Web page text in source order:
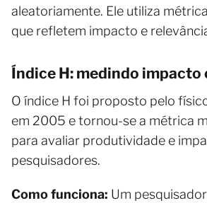
aleatoriamente. Ele utiliza
que refletem impacto e
Índice H: medindo
O índice H foi proposto pelo
em 2005 e tornou-se a métrica
para avaliar produtividade e
pesquisadores.
Como funciona: Um